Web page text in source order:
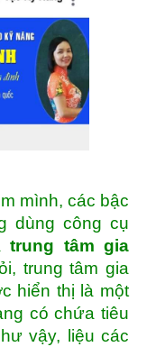
mình, các bậc
dùng công cụ
trung tâm gia
trung tâm gia
hiển thị là một
có chứa tiêu
vậy, liệu các